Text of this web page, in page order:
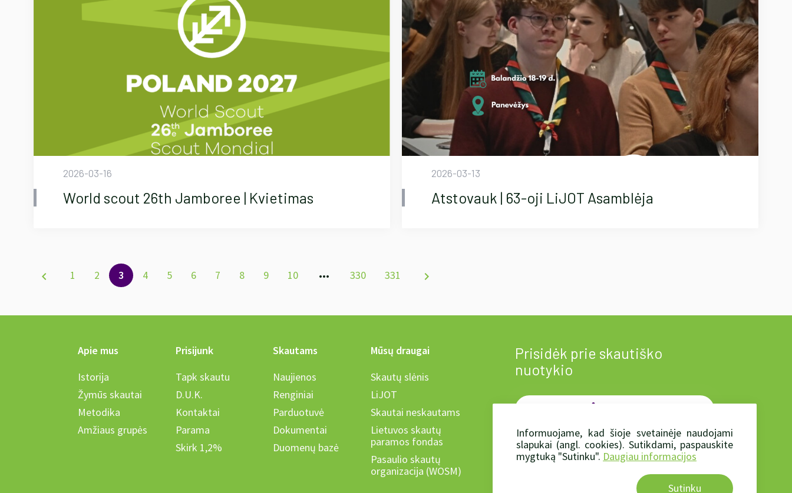
2026-03-16
World scout 26th Jamboree | Kvietimas
2026-03-13
Atstovauk | 63-oji LiJOT Asamblėja
chevron_left 1 2 3 4 5 6 7 8 9 10 more_horiz 330 331 chevron_right
Informuojame, kad šioje svetainėje naudojami
slapukai (angl. cookies). Sutikdami, paspauskite
mygtuką "Sutinku". Daugiau informacijos
Sutinku
Apie mus
Istorija
Žymūs skautai
Metodika
Amžiaus grupės
Prisijunk
Tapk skautu
D.U.K.
Kontaktai
Parama
Skirk 1,2%
Skautams
Naujienos
Renginiai
Parduotuvė
Dokumentai
Duomenų bazė
Mūsų draugai
Skautų slėnis
LiJOT
Skautai neskautams
Lietuvos skautų
paramos fondas
Pasaulio skautų
organizacija (WOSM)
Prisidėk prie skautiško
nuotykio
Kartu mes - jėga!